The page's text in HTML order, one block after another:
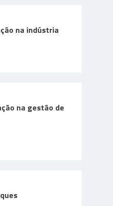
na indústria
na gestão de